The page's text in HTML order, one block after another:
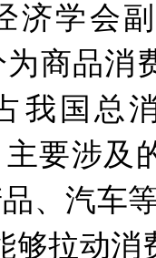
学会副
商品消
我国总
要涉及
、汽车
够拉动